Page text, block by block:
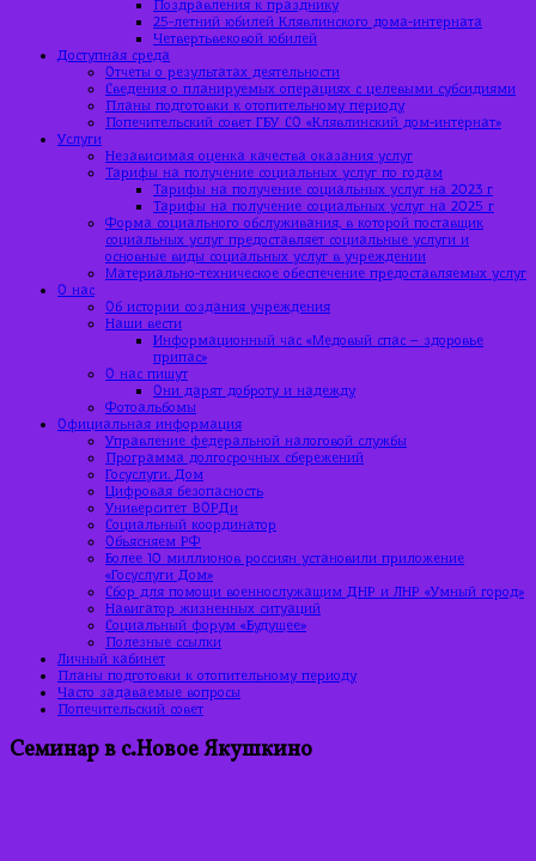
Поздравления к празднику
25-летний юбилей Клявлинского дома-интерната
Четвертьвековой юбилей
Доступная среда
Отчеты о результатах деятельности
Сведения о планируемых операциях с целевыми субсидиями
Планы подготовки к отопительному периоду
Попечительский совет ГБУ СО «Клявлинский дом-интернат»
Услуги
Независимая оценка качества оказания услуг
Тарифы на получение социальных услуг по годам
Тарифы на получение социальных услуг на 2023 г
Тарифы на получение социальных услуг на 2025 г
Форма социального обслуживания, в которой поставщик
социальных услуг предоставляет социальные услуги и
основные виды социальных услуг в учреждении
Материально-техническое обеспечение предоставляемых услуг
О нас
Об истории создания учреждения
Наши вести
Информационный час «Медовый спас – здоровье
припас»
О нас пишут
Они дарят доброту и надежду
Фотоальбомы
Официальная информация
Управление федеральной налоговой службы
Программа долгосрочных сбережений
Госуслуги. Дом
Цифровая безопасность
Университет ВОРДи
Социальный координатор
Объясняем РФ
Более 10 миллионов россиян установили приложение
«Госуслуги Дом»
Сбор для помощи военнослужащим ДНР и ЛНР «Умный город»
Навигатор жизненных ситуаций
Социальный форум «Будущее»
Полезные ссылки
Личный кабинет
Планы подготовки к отопительному периоду
Часто задаваемые вопросы
Попечительский совет
Семинар в с.Новое Якушкино